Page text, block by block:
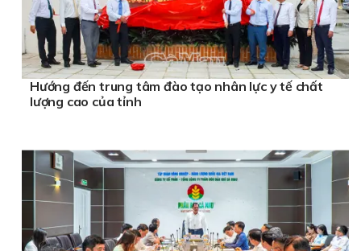
Hướng đến trung tâm đào tạo nhân lực y tế chất
lượng cao của tỉnh